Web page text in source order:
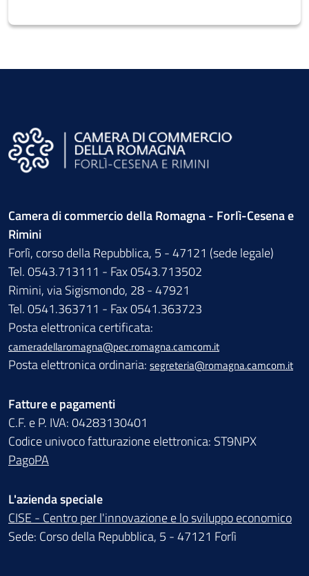
Camera di commercio della Romagna - Forlì-Cesena e
Rimini
Forlì, corso della Repubblica, 5 - 47121 (sede legale)
Tel. 0543.713111 - Fax 0543.713502
Rimini, via Sigismondo, 28 - 47921
Tel. 0541.363711 - Fax 0541.363723
Posta elettronica certificata:
cameradellaromagna@pec.romagna.camcom.it
Posta elettronica ordinaria: segreteria@romagna.camcom.it
Fatture e pagamenti
C.F. e P. IVA: 04283130401
Codice univoco fatturazione elettronica: ST9NPX
PagoPA
L'azienda speciale
CISE - Centro per l'innovazione e lo sviluppo economico
Sede: Corso della Repubblica, 5 - 47121 Forlì